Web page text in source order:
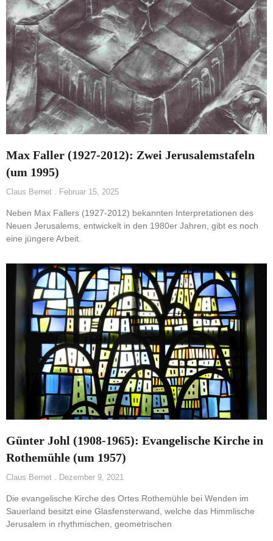
Max Faller (1927-2012): Zwei Jerusalemstafeln
(um 1995)
Claus Bernet Februar 15, 2025
Neben Max Fallers (1927-2012) bekannten Interpretationen des
Neuen Jerusalems, entwickelt in den 1980er Jahren, gibt es noch
eine jüngere Arbeit.
Günter Johl (1908-1965): Evangelische Kirche in
Rothemühle (um 1957)
Claus Bernet Dezember 9, 2021
Die evangelische Kirche des Ortes Rothemühle bei Wenden im
Sauerland besitzt eine Glasfensterwand, welche das Himmlische
Jerusalem in rhythmischen, geometrischen